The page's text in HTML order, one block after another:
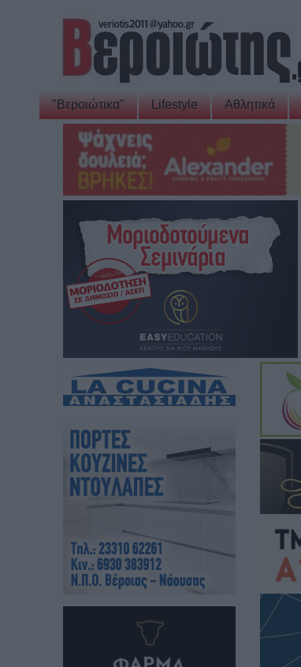
"Βεροιώτικα" Lifestyle Αθλητικά